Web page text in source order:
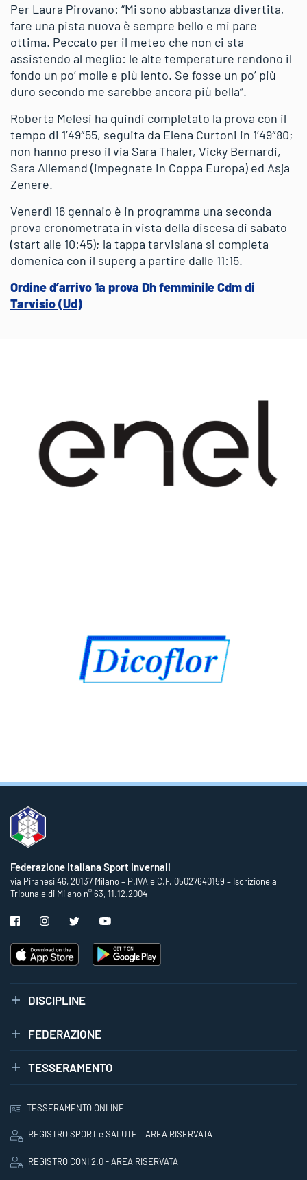
Per Laura Pirovano: “Mi sono abbastanza divertita,
fare una pista nuova è sempre bello e mi pare
ottima. Peccato per il meteo che non ci sta
assistendo al meglio: le alte temperature rendono il
fondo un po’ molle e più lento. Se fosse un po’ più
duro secondo me sarebbe ancora più bella”.
Roberta Melesi ha quindi completato la prova con il
tempo di 1’49″55, seguita da Elena Curtoni in 1’49″80;
non hanno preso il via Sara Thaler, Vicky Bernardi,
Sara Allemand (impegnate in Coppa Europa) ed Asja
Zenere.
Venerdì 16 gennaio è in programma una seconda
prova cronometrata in vista della discesa di sabato
(start alle 10:45); la tappa tarvisiana si completa
domenica con il superg a partire dalle 11:15.
Ordine d’arrivo 1a prova Dh femminile Cdm di
Tarvisio (Ud)
Federazione Italiana Sport Invernali
via Piranesi 46, 20137 Milano – P.IVA e C.F. 05027640159 – Iscrizione al
Tribunale di Milano n° 63, 11.12.2004
DISCIPLINE
FEDERAZIONE
TESSERAMENTO
TESSERAMENTO ONLINE
REGISTRO SPORT e SALUTE – AREA RISERVATA
REGISTRO CONI 2.0 - AREA RISERVATA